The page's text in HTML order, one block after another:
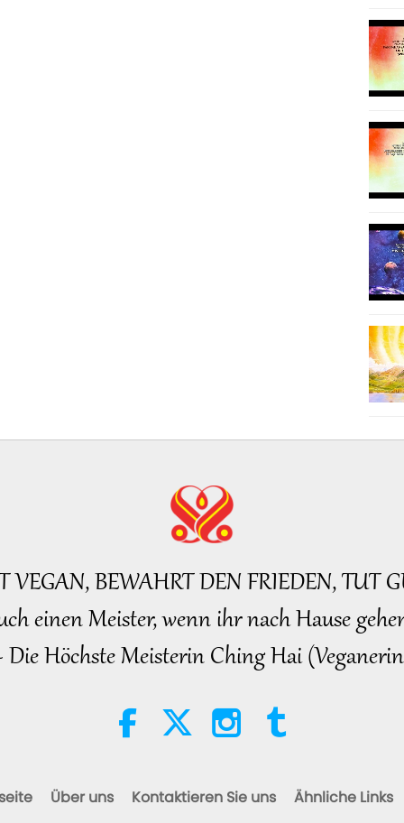
86
87
88
89
VEGAN, BEWAHRT DEN FRIEDEN, TUT
einen Meister, wenn ihr nach Hause
Die Höchste Meisterin Ching Hai
Über uns Kontaktieren Sie uns Ähnliche Links